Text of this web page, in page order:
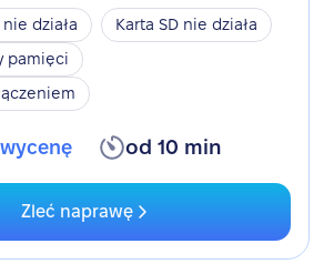
działa
Karta SD nie działa
pamięci
od 10 min
Zleć naprawę